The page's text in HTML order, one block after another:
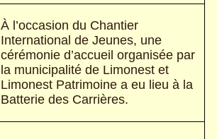
À l’occasion du Chantier
International de Jeunes, une
cérémonie d’accueil organisée par
la municipalité de Limonest et
Limonest Patrimoine a eu lieu à la
Batterie des Carrières.